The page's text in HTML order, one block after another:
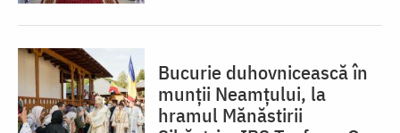
Bucurie duhovnicească în
munții Neamțului, la
hramul Mănăstirii